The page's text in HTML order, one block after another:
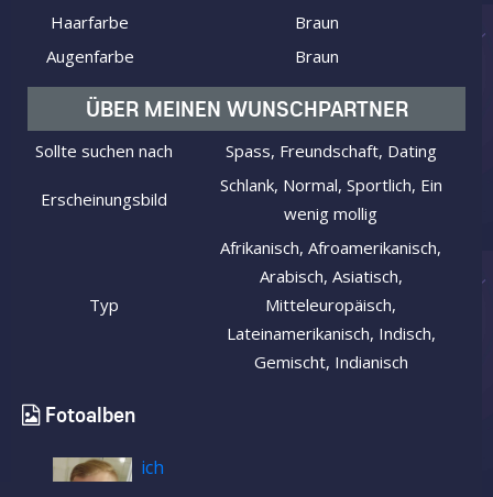
Haarfarbe
Braun
Augenfarbe
Braun
ÜBER MEINEN WUNSCHPARTNER
Sollte suchen nach Spass, Freundschaft, Dating
Erscheinungsbild
Schlank, Normal, Sportlich, Ein
wenig mollig
Typ
Afrikanisch, Afroamerikanisch,
Arabisch, Asiatisch,
Mitteleuropäisch,
Lateinamerikanisch, Indisch,
Gemischt, Indianisch
Fotoalben
ich